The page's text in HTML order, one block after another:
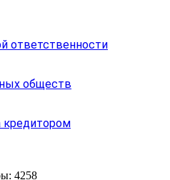
ответственности
обществ
кредитором
4258